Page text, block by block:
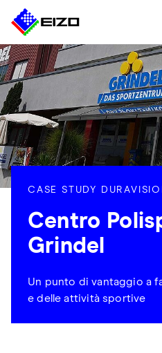
CASE STUDY
Centro
Grindel
Un punto di vantaggio a
e delle attività sportive